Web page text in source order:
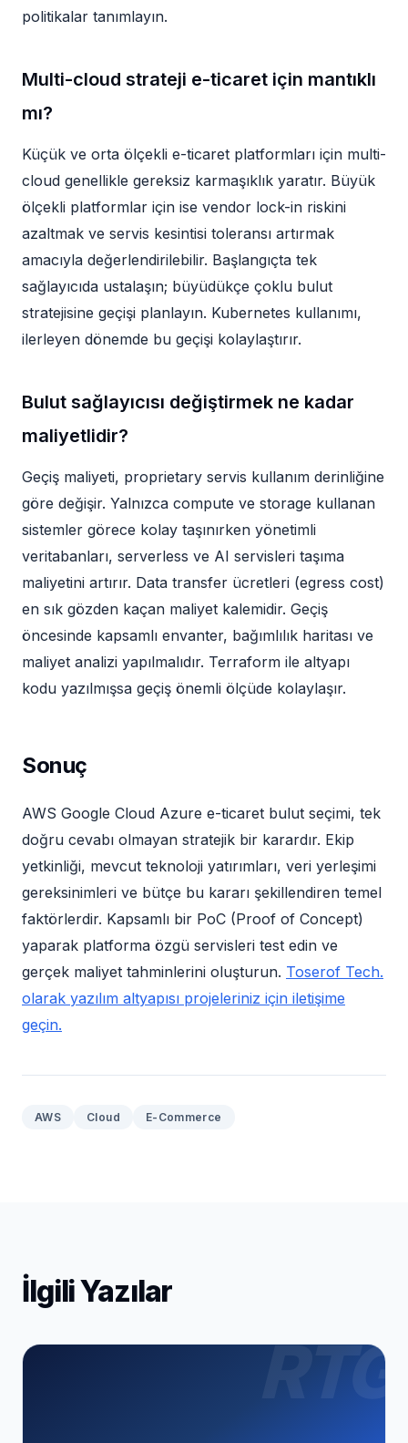
politikalar tanımlayın.
Multi-cloud strateji e-ticaret için mantıklı
mı?
Küçük ve orta ölçekli e-ticaret platformları için multi-
cloud genellikle gereksiz karmaşıklık yaratır. Büyük
ölçekli platformlar için ise vendor lock-in riskini
azaltmak ve servis kesintisi toleransı artırmak
amacıyla değerlendirilebilir. Başlangıçta tek
sağlayıcıda ustalaşın; büyüdükçe çoklu bulut
stratejisine geçişi planlayın. Kubernetes kullanımı,
ilerleyen dönemde bu geçişi kolaylaştırır.
Bulut sağlayıcısı değiştirmek ne kadar
maliyetlidir?
Geçiş maliyeti, proprietary servis kullanım derinliğine
göre değişir. Yalnızca compute ve storage kullanan
sistemler görece kolay taşınırken yönetimli
veritabanları, serverless ve AI servisleri taşıma
maliyetini artırır. Data transfer ücretleri (egress cost)
en sık gözden kaçan maliyet kalemidir. Geçiş
öncesinde kapsamlı envanter, bağımlılık haritası ve
maliyet analizi yapılmalıdır. Terraform ile altyapı
kodu yazılmışsa geçiş önemli ölçüde kolaylaşır.
Sonuç
AWS Google Cloud Azure e-ticaret bulut seçimi, tek
doğru cevabı olmayan stratejik bir karardır. Ekip
yetkinliği, mevcut teknoloji yatırımları, veri yerleşimi
gereksinimleri ve bütçe bu kararı şekillendiren temel
faktörlerdir. Kapsamlı bir PoC (Proof of Concept)
yaparak platforma özgü servisleri test edin ve
gerçek maliyet tahminlerini oluşturun. Toserof Tech.
olarak yazılım altyapısı projeleriniz için iletişime
geçin.
AWS Cloud E-Commerce
İlgili Yazılar
RTG